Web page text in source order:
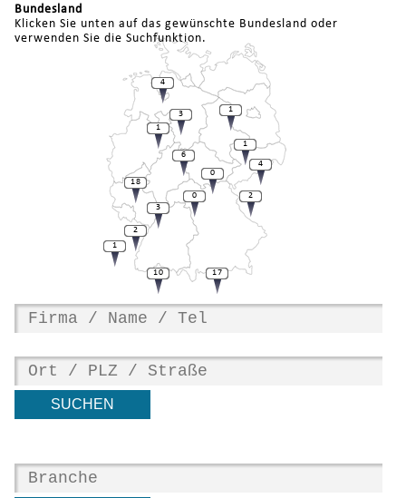
Bundesland
Klicken Sie unten auf das gewünschte Bundesland oder
verwenden Sie die Suchfunktion.
2
4
18
1
0
1
3
4
1
6
1
3
2
10
0
17